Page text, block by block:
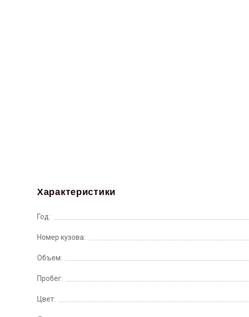
Характеристики
Год:
Номер кузова:
Объем:
Пробег:
Цвет: